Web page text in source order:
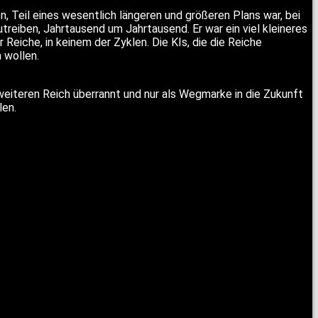
eines wesentlich längeren und größeren Plans war, bei
Jahrtausend um Jahrtausend. Er war ein viel kleineres
in keinem der Zyklen. Die KIs, die die Reiche
wollen.
Reich überrannt und nur als Wegmarke in die Zukunft